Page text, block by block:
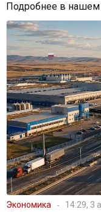
Подробнее в нашем
Экономика 14:29, 3